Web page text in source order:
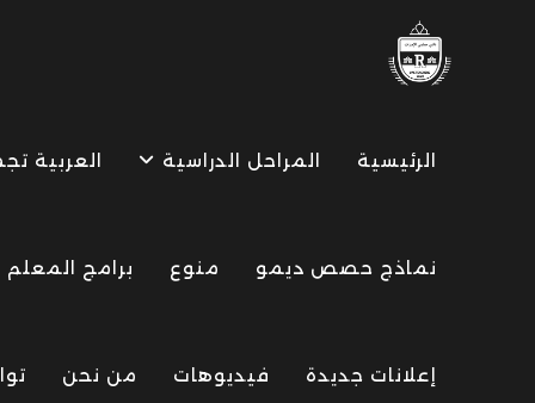
الرئيسية المراحل الدراسية العربية
نماذج حصص ديمو منوع برامج المعلم
إعلانات جديدة فيديوهات من نحن